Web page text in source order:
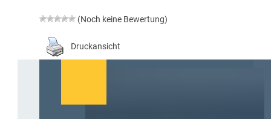
(Noch keine Bewertung)
Druckansicht